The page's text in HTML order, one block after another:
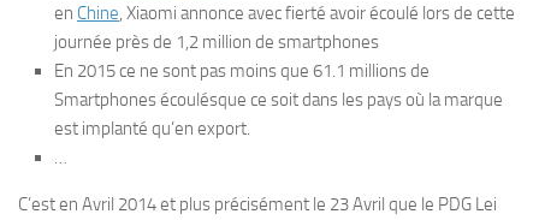
en Chine, Xiaomi annonce avec fierté avoir écoulé lors de cette
journée près de 1,2 million de smartphones
En 2015 ce ne sont pas moins que 61.1 millions de
Smartphones écoulésque ce soit dans les pays où la marque
est implanté qu’en export.
…
C’est en Avril 2014 et plus précisément le 23 Avril que le PDG Lei